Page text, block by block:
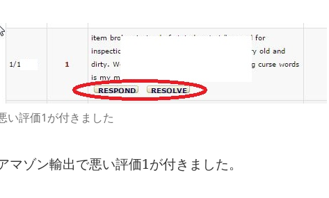
い評価1が付きました
マゾン輸出で悪い評価1が付きました。